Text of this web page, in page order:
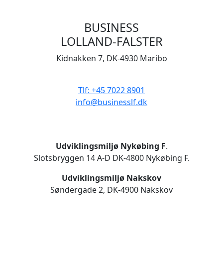
BUSINESS
LOLLAND-FALSTER
Kidnakken 7, DK-4930 Maribo
Tlf: +45 7022 8901
info@businesslf.dk
Udviklingsmiljø Nykøbing F.
Slotsbryggen 14 A-D DK-4800 Nykøbing F.
Udviklingsmiljø Nakskov
Søndergade 2, DK-4900 Nakskov